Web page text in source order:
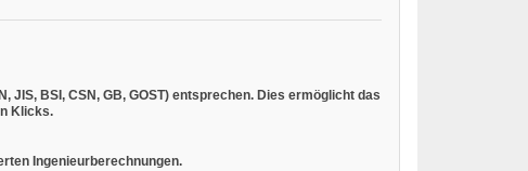
BSI, CSN, GB, GOST) entsprechen. Dies ermöglicht das
Klicks.
Ingenieurberechnungen.